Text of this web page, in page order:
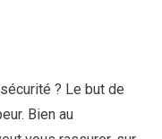
? Le but de
Bien au